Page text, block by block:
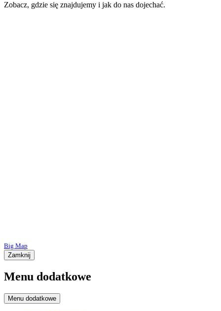
Zobacz, gdzie się znajdujemy i jak do nas dojechać.
Big Map
Zamknij
Menu dodatkowe
Menu dodatkowe